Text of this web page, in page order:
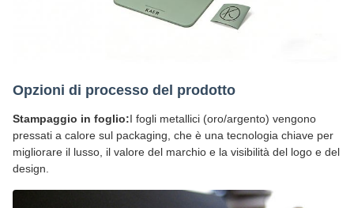
Opzioni di processo del prodotto
Stampaggio in foglio:I fogli metallici (oro/argento) vengono
pressati a calore sul packaging, che è una tecnologia chiave per
migliorare il lusso, il valore del marchio e la visibilità del logo e del
design.